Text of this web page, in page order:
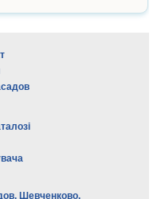
Шевченково.